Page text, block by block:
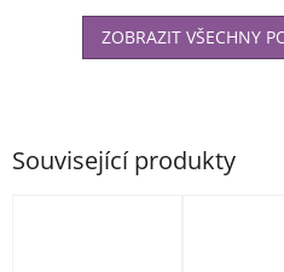
Související produkty
ZOBRAZIT VŠECHNY